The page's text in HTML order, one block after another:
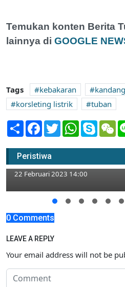
Temukan konten Berita
lainnya di GOOGLE
Tags kebakaran
korsleting listrik
tuban
Share Facebook
TwitterWhatsApp
Skype
Peristiwa
Siswa MTs Diberi
untuk Cegah Pernikahan
22 Februari 2023 14:00
0 Comments
LEAVE A REPLY
Your email address will not be